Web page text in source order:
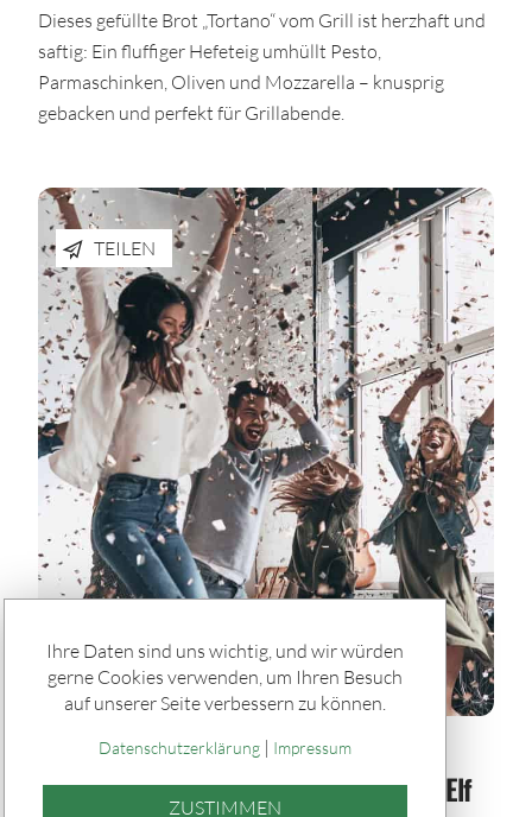
Dieses gefüllte Brot „Tortano“ vom Grill ist herzhaft und
saftig: Ein fluffiger Hefeteig umhüllt Pesto,
Parmaschinken, Oliven und Mozzarella – knusprig
gebacken und perfekt für Grillabende.
TEILEN
Spiele & Gewinner / Gewinner
SACHSENLOTTO-Gewinner der Woche: Elf
Ihre Daten sind uns wichtig, und wir würden
gerne Cookies verwenden, um Ihren Besuch
auf unserer Seite verbessern zu können.
Datenschutzerklärung| Impressum
ZUSTIMMEN